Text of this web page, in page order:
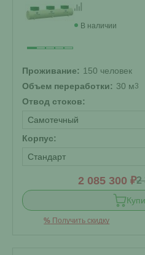
В наличии
Проживание: 150 человек
Объем переработки: 30 м3
Отвод стоков:
Самотечный
Корпус:
Стандарт
2 085 300 ₽2
% Получить скидку